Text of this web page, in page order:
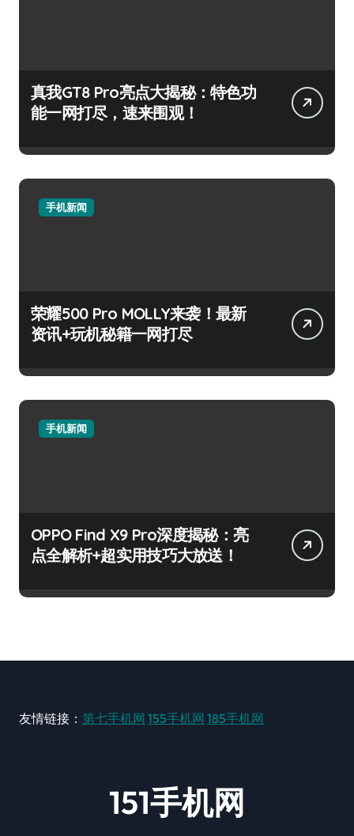
真我GT8 Pro亮点大揭秘：特色功
能一网打尽，速来围观！
手机新闻
荣耀500 Pro MOLLY来袭！最新
资讯+玩机秘籍一网打尽
手机新闻
OPPO Find X9 Pro深度揭秘：亮
点全解析+超实用技巧大放送！
友情链接： 第七手机网 155手机网 185手机网
151手机网